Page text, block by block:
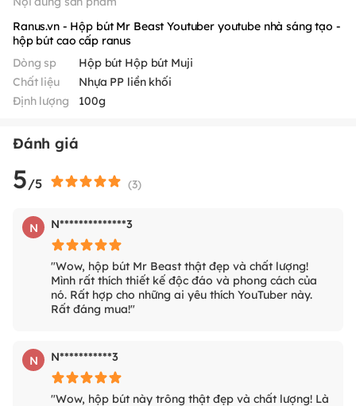
Ranus.vn - Hộp bút Mr Beast Youtuber youtube nhà sáng tạo -
hộp bút cao cấp ranus
Dòng sp
Hộp bút Hộp bút Muji
Chất liệu
Nhựa PP liền khối
Định lượng
100g
Đánh giá
5/5 (3)
N N**************3
"Wow, hộp bút Mr Beast thật đẹp và chất lượng!
Mình rất thích thiết kế độc đáo và phong cách của
nó. Rất hợp cho những ai yêu thích YouTuber này.
Rất đáng mua!"
N N***********3
"Wow, hộp bút này trông thật đẹp và chất lượng! Là